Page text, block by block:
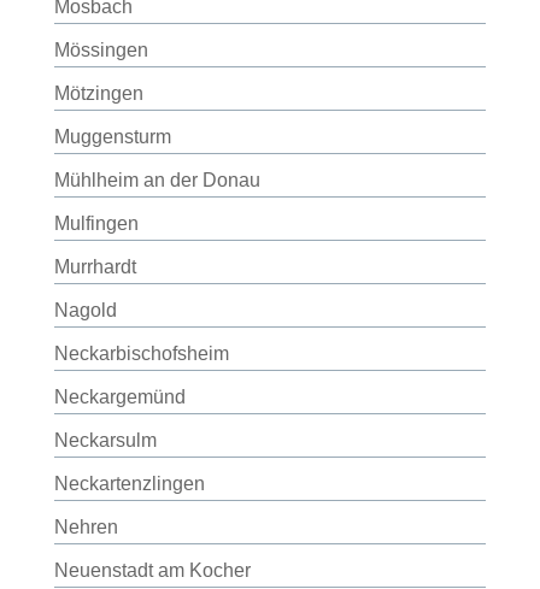
Mosbach
Mössingen
Mötzingen
Muggensturm
Mühlheim an der Donau
Mulfingen
Murrhardt
Nagold
Neckarbischofsheim
Neckargemünd
Neckarsulm
Neckartenzlingen
Nehren
Neuenstadt am Kocher